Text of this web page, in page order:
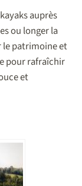
auprès
ou longer la
le patrimoine et
pour rafraîchir
et